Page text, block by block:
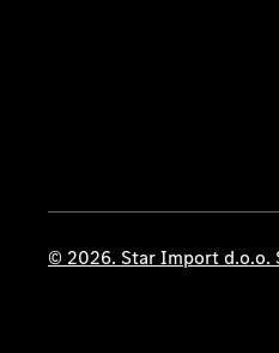
© 2026. Star Import d.o.o.